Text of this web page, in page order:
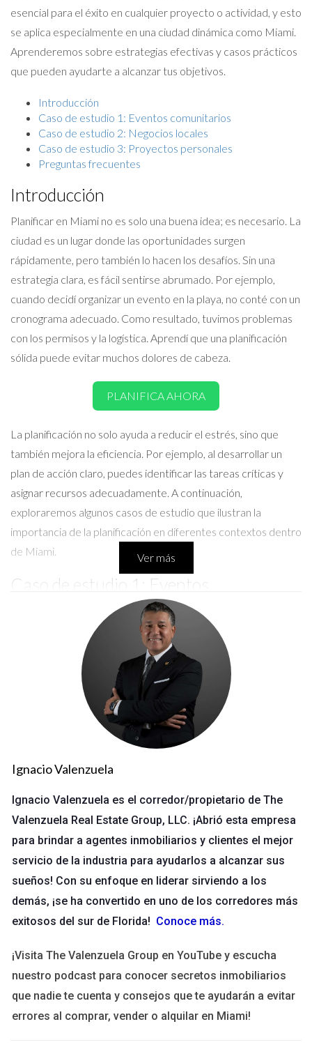
esencial para el éxito en cualquier proyecto o actividad, y esto
se aplica especialmente en una ciudad dinámica como Miami.
Aprenderemos sobre estrategias efectivas y casos prácticos
que pueden ayudarte a alcanzar tus objetivos.
Introducción
Caso de estudio 1: Eventos comunitarios
Caso de estudio 2: Negocios locales
Caso de estudio 3: Proyectos personales
Preguntas frecuentes
Introducción
Planificar en Miami no es solo una buena idea; es necesario. La
ciudad es un lugar donde las oportunidades surgen
rápidamente, pero también lo hacen los desafíos. Sin una
estrategia clara, es fácil sentirse abrumado. Por ejemplo,
cuando decidí organizar un evento en la playa, no conté con un
cronograma adecuado. Como resultado, tuvimos problemas
con los permisos y la logística. Aprendí que una planificación
sólida puede evitar muchos dolores de cabeza.
PLANIFICA AHORA
La planificación no solo ayuda a reducir el estrés, sino que
también mejora la eficiencia. Por ejemplo, al desarrollar un
plan de acción claro, puedes identificar las tareas críticas y
asignar recursos adecuadamente. A continuación,
exploraremos algunos casos de estudio que ilustran la
importancia de la planificación en diferentes contextos dentro
de Miami.
Caso de estudio 1: Eventos
El Festival Anual de Arte
El Festival Anual de Arte en Wynwood es un gran ejemplo.
Este evento atrae a miles de visitantes cada año. El equipo
organizador comienza a planificar seis meses antes. Realizan
reuniones semanales para coordinar actividades, permisos y
promoción. Cuando asistí a este festival, noté que todo
Esto se debe a su meticulosa planificación.
No subestimes el poder de un buen plan. Cada
detalle cuenta.
Caso de estudio 2: Negocios locales
Una Cafetería en Coral Gables
Una pequeña cafetería en Coral Gables decidió ampliar su
lugar de improvisar, se sentaron a analizar qué ofrecer.
Realizaron encuestas y probaron recetas nuevas antes del
lanzamiento oficial. Como resultado, la introducción del nuevo
menú fue un éxito rotundo y atrajo más clientes.
Ver más
Ignacio Valenzuela
Ignacio Valenzuela es el corredor/propietario de The
Valenzuela Real Estate Group, LLC. ¡Abrió esta empresa
para brindar a agentes inmobiliarios y clientes el mejor
servicio de la industria para ayudarlos a alcanzar sus
sueños! Con su enfoque en liderar sirviendo a los
demás, ¡se ha convertido en uno de los corredores más
exitosos del sur de Florida! Conoce más.
¡Visita The Valenzuela Group en YouTube y escucha
nuestro podcast para conocer secretos inmobiliarios
que nadie te cuenta y consejos que te ayudarán a evitar
errores al comprar, vender o alquilar en Miami!